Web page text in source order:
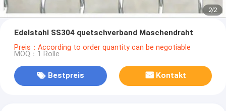
2/2
Edelstahl SS304 quetschverband Maschendraht
Preis：According to order quantity can be negotiable
MOQ：1 Rolle
Bestpreis Kontakt